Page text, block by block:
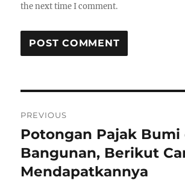
the next time I comment.
o
s
t
PREVIOUS
P
r
e
Potongan Pajak Bumi
Bangunan, Berikut
Mendapatkannya